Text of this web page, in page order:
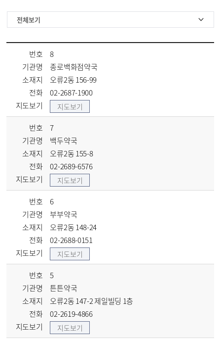
전체보기
번호
8
기관명
종로백화점약국
소재지
오류2동 156-99
전화
02-2687-1900
지도보기
지도보기
번호
7
기관명
백두약국
소재지
오류2동 155-8
전화
02-2689-6576
지도보기
지도보기
번호
6
기관명
부부약국
소재지
오류2동 148-24
전화
02-2688-0151
지도보기
지도보기
번호
5
기관명
튼튼약국
소재지
오류2동 147-2 제일빌딩 1층
전화
02-2619-4866
지도보기
지도보기